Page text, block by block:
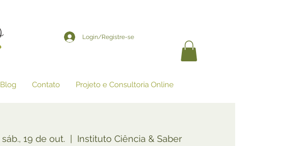
Login/Registre-se
Blog Contato Projeto e Consultoria Online
sáb., 19 de out.
  |
Instituto Ciência & Saber